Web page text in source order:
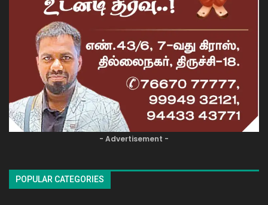
- Advertisement -
POPULAR CATEGORIES